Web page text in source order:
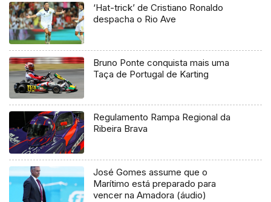
‘Hat-trick’ de Cristiano Ronaldo
despacha o Rio Ave
Bruno Ponte conquista mais uma
Taça de Portugal de Karting
Regulamento Rampa Regional da
Ribeira Brava
José Gomes assume que o
Marítimo está preparado para
vencer na Amadora (áudio)